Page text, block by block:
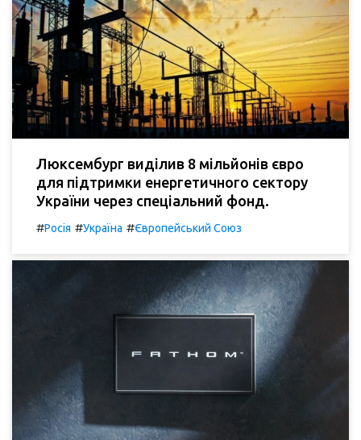
Люксембург виділив 8 мільйонів євро
для підтримки енергетичного сектору
України через спеціальний фонд.
#Росія #Україна #Європейський Союз